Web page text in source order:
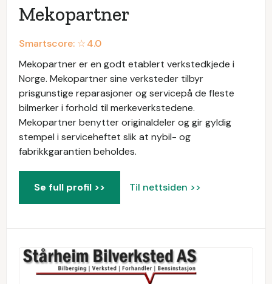
Mekopartner
Smartscore: ☆4.0
Mekopartner er en godt etablert verkstedkjede i
Norge. Mekopartner sine verksteder tilbyr
prisgunstige reparasjoner og servicepå de fleste
bilmerker i forhold til merkeverkstedene.
Mekopartner benytter originaldeler og gir gyldig
stempel i serviceheftet slik at nybil- og
fabrikkgarantien beholdes.
Se full profil >> Til nettsiden >>